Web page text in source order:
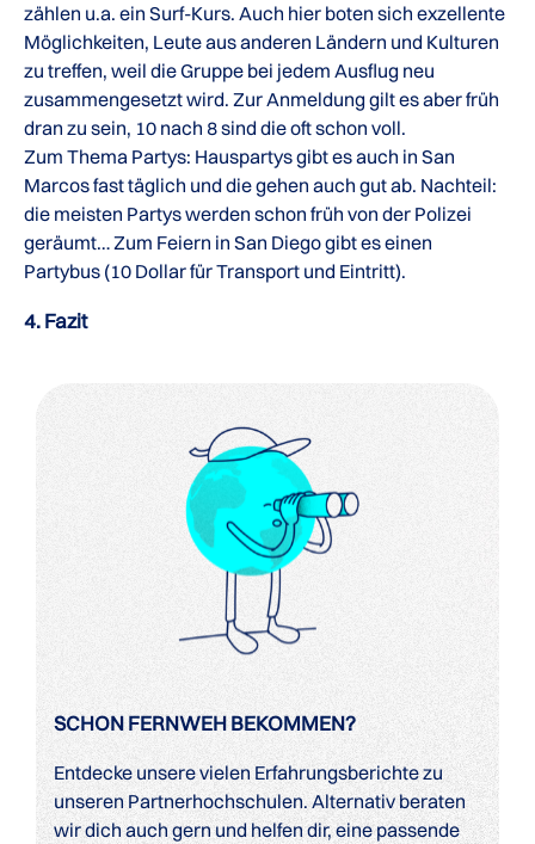
zählen u.a. ein Surf-Kurs. Auch hier boten sich exzellente
Möglichkeiten, Leute aus anderen Ländern und Kulturen
zu treffen, weil die Gruppe bei jedem Ausflug neu
zusammengesetzt wird. Zur Anmeldung gilt es aber früh
dran zu sein, 10 nach 8 sind die oft schon voll.
Zum Thema Partys: Hauspartys gibt es auch in San
Marcos fast täglich und die gehen auch gut ab. Nachteil:
die meisten Partys werden schon früh von der Polizei
geräumt… Zum Feiern in San Diego gibt es einen
Partybus (10 Dollar für Transport und Eintritt).
4. Fazit
SCHON FERNWEH BEKOMMEN?
Entdecke unsere vielen Erfahrungsberichte zu
unseren Partnerhochschulen. Alternativ beraten
wir dich auch gern und helfen dir, eine passende